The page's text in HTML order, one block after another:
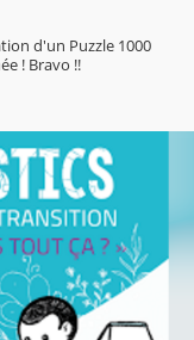
d'un Puzzle 1000
! Bravo !!